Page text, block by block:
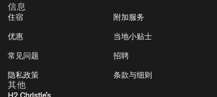
信息
住宿
附加服务
优惠
当地小贴士
常见问题
招聘
隐私政策
条款与细则
其他
H2 Christie’s